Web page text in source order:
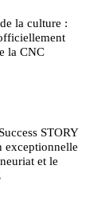
la culture :
la CNC
STORY
exceptionnelle
et le